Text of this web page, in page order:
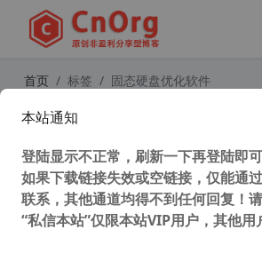
首页 标签 固态硬盘优化软件
本站通知
登陆显示不正常，刷新一下再登陆即
如果下载链接失效或空链接，仅能通
联系，其他通道均得不到任何回复！
“私信本站”仅限本站VIP用户，其他用